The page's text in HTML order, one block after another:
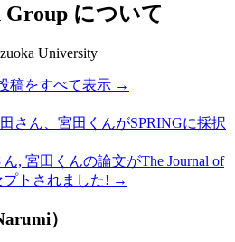
Group について
University
稿をすべて表示 →
さん、宮田くんがSPRINGに採択
, 宮田くんの論文がThe Journal of
プトされました! →
）